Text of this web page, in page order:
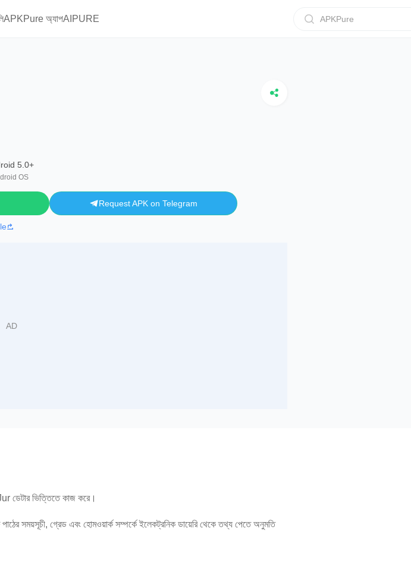
APKPure অ্যাপAIPURE APKPure
5.0+
OS
Request APK on Telegram
ডেটার ভিত্তিতে কাজ করে।
সময়সূচী, গ্রেড এবং হোমওয়ার্ক সম্পর্কে ইলেকট্রনিক ডায়েরি থেকে তথ্য পেতে অনুমতি